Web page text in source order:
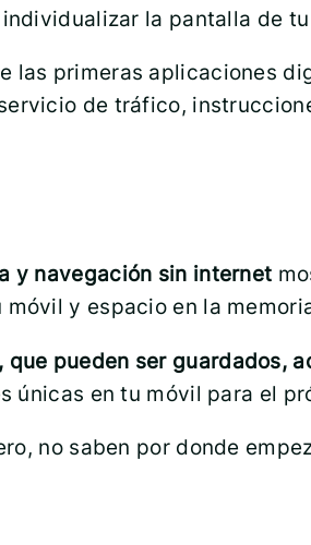
la pantalla de
las primeras aplicaciones
de tráfico,
y navegación sin internet
y espacio en la
pueden ser guardados,
únicas en tu móvil para el
no saben por donde